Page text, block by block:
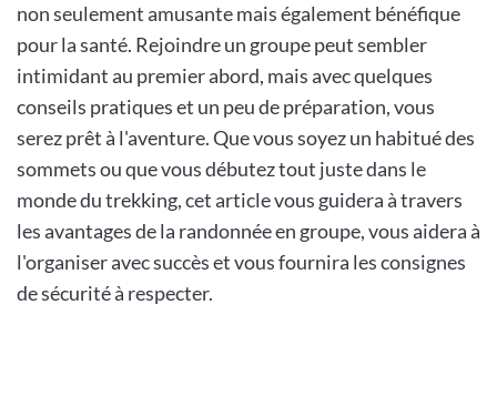
non seulement amusante mais également bénéfique
pour la santé. Rejoindre un groupe peut sembler
intimidant au premier abord, mais avec quelques
conseils pratiques et un peu de préparation, vous
serez prêt à l'aventure. Que vous soyez un habitué des
sommets ou que vous débutez tout juste dans le
monde du trekking, cet article vous guidera à travers
les avantages de la randonnée en groupe, vous aidera à
l'organiser avec succès et vous fournira les consignes
de sécurité à respecter.